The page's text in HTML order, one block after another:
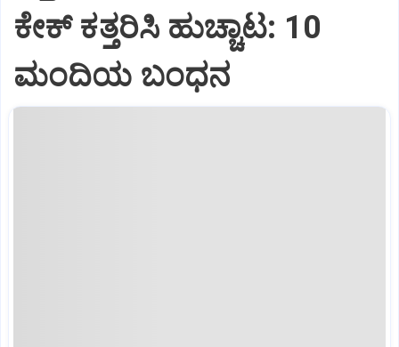
ಕೇಕ್ ಕತ್ತರಿಸಿ ಹುಚ್ಚಾಟ: 10
ಮಂದಿಯ ಬಂಧನ